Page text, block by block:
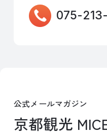
075-
公式メールマガジン
京都観光